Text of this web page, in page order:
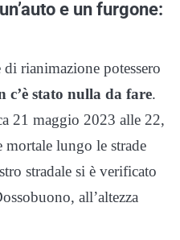
e un furgone:
rianimazione potessero
stato nulla da fare.
21 maggio 2023 alle 22,
mortale lungo le strade
stradale si è verificato
all’altezza